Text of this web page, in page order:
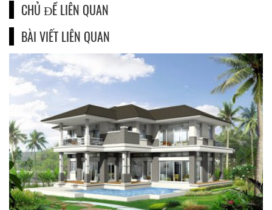
CHỦ ĐỀ LIÊN QUAN
BÀI VIẾT LIÊN QUAN